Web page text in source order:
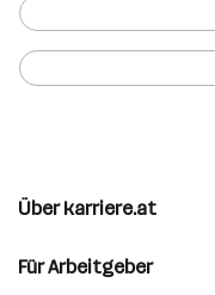
Über karriere.at
Für Arbeitgeber